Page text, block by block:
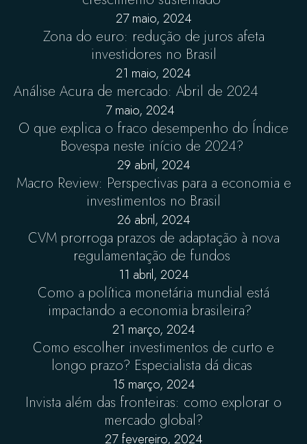
27 maio, 2024
Zona do euro: redução de juros afeta
investidores no Brasil
21 maio, 2024
Análise Acura de mercado: Abril de 2024
7 maio, 2024
O que explica o fraco desempenho do Índice
Bovespa neste início de 2024?
29 abril, 2024
Macro Review: Perspectivas para a economia e
investimentos no Brasil
26 abril, 2024
CVM prorroga prazos de adaptação à nova
regulamentação de fundos
11 abril, 2024
Como a política monetária mundial está
impactando a economia brasileira?
21 março, 2024
Como escolher investimentos de curto e
longo prazo? Especialista dá dicas
15 março, 2024
Invista além das fronteiras: como explorar o
mercado global?
27 fevereiro, 2024